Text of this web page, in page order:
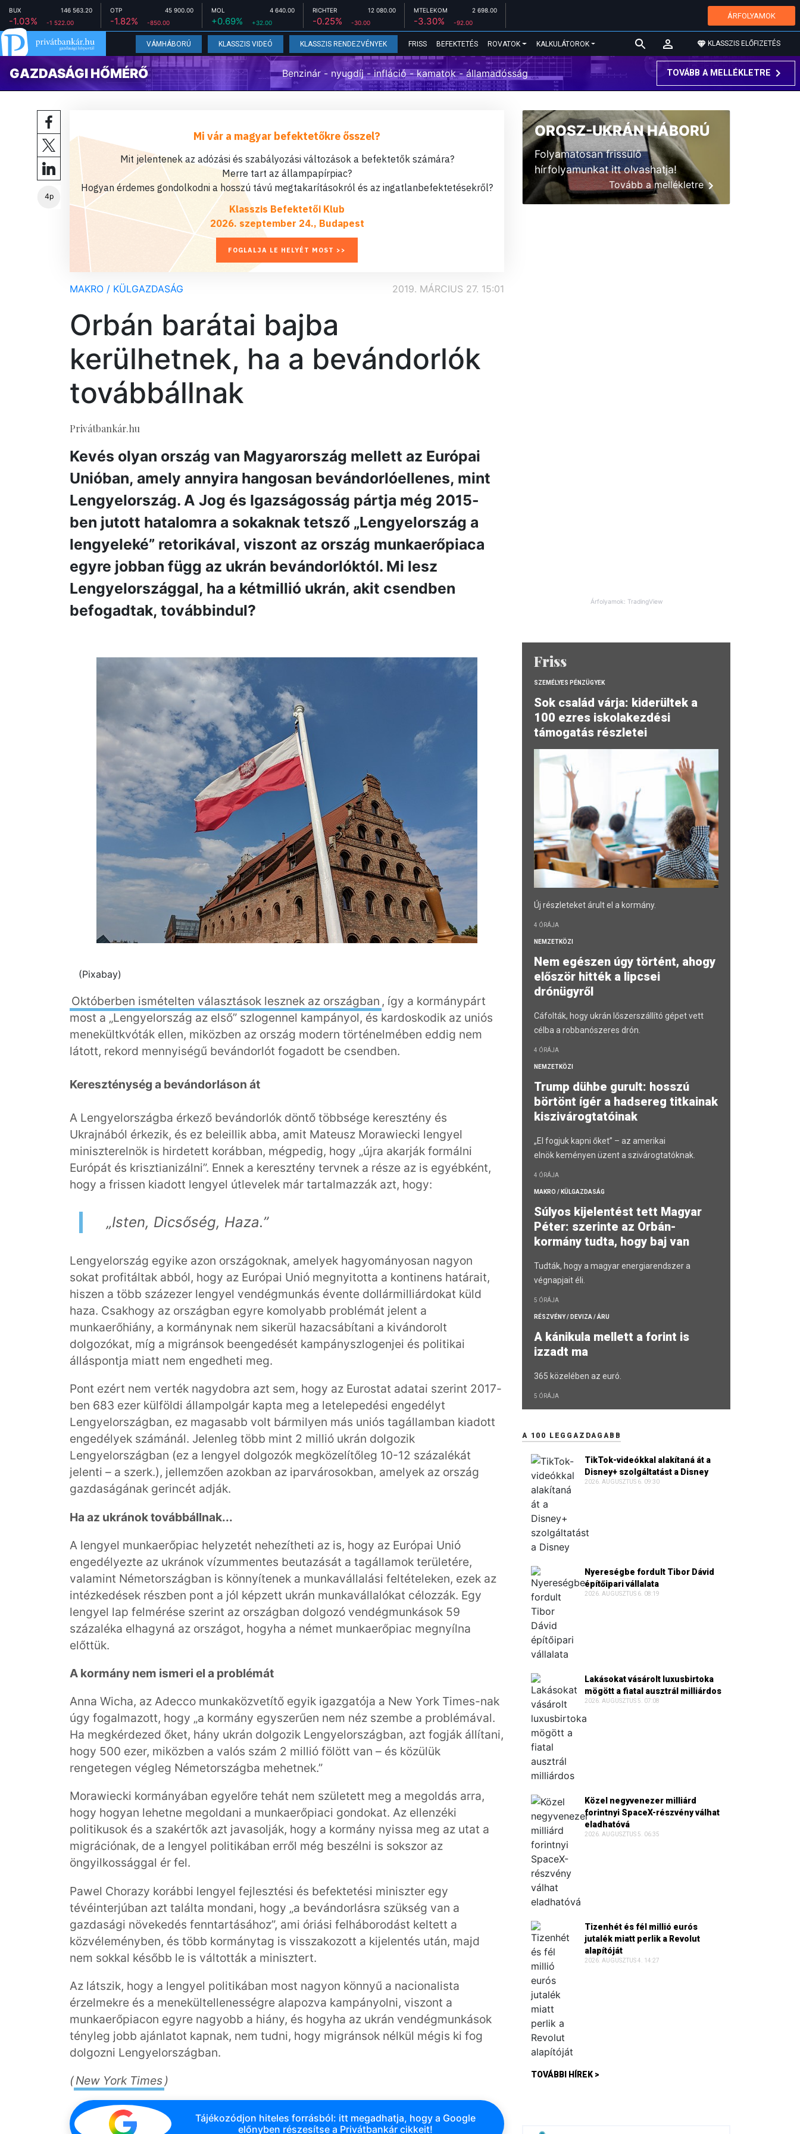
BUX 146 563.20
-1.03% -1 522.00
OTP 45 900.00
-1.82% -850.00
MOL 4 640.00
+0.69% +32.00
RICHTER 12 080.00
-0.25% -30.00
MTELEKOM 2 698.00
-3.30% -92.00
ÁRFOLYAMOK
VÁMHÁBORÚ KLASSZIS VIDEÓ KLASSZIS RENDEZVÉNYEK FRISS BEFEKTETÉS ROVATOK KALKULÁTOROK KLASSZIS ELŐFIZETÉS
GAZDASÁGI HŐMÉRŐ Benzinár - nyugdíj - infláció - kamatok - államadósság TOVÁBB A MELLÉKLETRE
4p
Mi vár a magyar befektetőkre ősszel?
Mit jelentenek az adózási és szabályozási változások a befektetők számára?
Merre tart az állampapírpiac?
Hogyan érdemes gondolkodni a hosszú távú megtakarításokról és az ingatlanbefektetésekről?
Klasszis Befektetői Klub
2026. szeptember 24., Budapest
FOGLALJA LE HELYÉT MOST >>
MAKRO / KÜLGAZDASÁG 2019. MÁRCIUS 27. 15:01
Orbán barátai bajba
kerülhetnek, ha a bevándorlók
továbbállnak
Privátbankár.hu
Kevés olyan ország van Magyarország mellett az Európai
Unióban, amely annyira hangosan bevándorlóellenes, mint
Lengyelország. A Jog és Igazságosság pártja még 2015-
ben jutott hatalomra a sokaknak tetsző „Lengyelország a
lengyeleké” retorikával, viszont az ország munkaerőpiaca
egyre jobban függ az ukrán bevándorlóktól. Mi lesz
Lengyelországgal, ha a kétmillió ukrán, akit csendben
befogadtak, továbbindul?
(Pixabay)
Októberben ismételten választások lesznek az országban , így a kormánypárt
most a „Lengyelország az első” szlogennel kampányol, és kardoskodik az uniós
menekültkvóták ellen, miközben az ország modern történelmében eddig nem
látott, rekord mennyiségű bevándorlót fogadott be csendben.
Kereszténység a bevándorláson át
A Lengyelországba érkező bevándorlók döntő többsége keresztény és
Ukrajnából érkezik, és ez beleillik abba, amit Mateusz Morawiecki lengyel
miniszterelnök is hirdetett korábban, mégpedig, hogy „újra akarják formálni
Európát és krisztianizálni”. Ennek a keresztény tervnek a része az is egyébként,
hogy a frissen kiadott lengyel útlevelek már tartalmazzák azt, hogy:
„Isten, Dicsőség, Haza.”
Lengyelország egyike azon országoknak, amelyek hagyományosan nagyon
sokat profitáltak abból, hogy az Európai Unió megnyitotta a kontinens határait,
hiszen a több százezer lengyel vendégmunkás évente dollármilliárdokat küld
haza. Csakhogy az országban egyre komolyabb problémát jelent a
munkaerőhiány, a kormánynak nem sikerül hazacsábítani a kivándorolt
dolgozókat, míg a migránsok beengedését kampányszlogenjei és politikai
álláspontja miatt nem engedheti meg.
Pont ezért nem verték nagydobra azt sem, hogy az Eurostat adatai szerint 2017-
ben 683 ezer külföldi állampolgár kapta meg a letelepedési engedélyt
Lengyelországban, ez magasabb volt bármilyen más uniós tagállamban kiadott
engedélyek számánál. Jelenleg több mint 2 millió ukrán dolgozik
Lengyelországban (ez a lengyel dolgozók megközelítőleg 10-12 százalékát
jelenti – a szerk.), jellemzően azokban az iparvárosokban, amelyek az ország
gazdaságának gerincét adják.
Ha az ukránok továbbállnak...
A lengyel munkaerőpiac helyzetét nehezítheti az is, hogy az Európai Unió
engedélyezte az ukránok vízummentes beutazását a tagállamok területére,
valamint Németországban is könnyítenek a munkavállalási feltételeken, ezek az
intézkedések részben pont a jól képzett ukrán munkavállalókat célozzák. Egy
lengyel lap felmérése szerint az országban dolgozó vendégmunkások 59
százaléka elhagyná az országot, hogyha a német munkaerőpiac megnyílna
előttük.
A kormány nem ismeri el a problémát
Anna Wicha, az Adecco munkaközvetítő egyik igazgatója a New York Times-nak
úgy fogalmazott, hogy „a kormány egyszerűen nem néz szembe a problémával.
Ha megkérdezed őket, hány ukrán dolgozik Lengyelországban, azt fogják állítani,
hogy 500 ezer, miközben a valós szám 2 millió fölött van – és közülük
rengetegen végleg Németországba mehetnek.”
Morawiecki kormányában egyelőre tehát nem született meg a megoldás arra,
hogy hogyan lehetne megoldani a munkaerőpiaci gondokat. Az ellenzéki
politikusok és a szakértők azt javasolják, hogy a kormány nyissa meg az utat a
migrációnak, de a lengyel politikában erről még beszélni is sokszor az
öngyilkossággal ér fel.
Pawel Chorazy korábbi lengyel fejlesztési és befektetési miniszter egy
tévéinterjúban azt találta mondani, hogy „a bevándorlásra szükség van a
gazdasági növekedés fenntartásához”, ami óriási felháborodást keltett a
közvéleményben, és több kormánytag is visszakozott a kijelentés után, majd
nem sokkal később le is váltották a minisztert.
Az látszik, hogy a lengyel politikában most nagyon könnyű a nacionalista
érzelmekre és a menekültellenességre alapozva kampányolni, viszont a
munkaerőpiacon egyre nagyobb a hiány, és hogyha az ukrán vendégmunkások
tényleg jobb ajánlatot kapnak, nem tudni, hogy migránsok nélkül mégis ki fog
dolgozni Lengyelországban.
(New York Times)
Tájékozódjon hiteles forrásból: itt megadhatja, hogy a Google
előnyben részesítse a Privátbankár cikkeit!
OROSZ-UKRÁN HÁBORÚ
Folyamatosan frissülő
hírfolyamunkat itt olvashatja!
Tovább a mellékletre
Árfolyamok: TradingView
Friss
SZEMÉLYES PÉNZÜGYEK
Sok család várja: kiderültek a
100 ezres iskolakezdési
támogatás részletei
Új részleteket árult el a kormány.
4 ÓRÁJA
NEMZETKÖZI
Nem egészen úgy történt, ahogy
először hitték a lipcsei
drónügyről
Cáfolták, hogy ukrán lőszerszállító gépet vett
célba a robbanószeres drón.
4 ÓRÁJA
NEMZETKÖZI
Trump dühbe gurult: hosszú
börtönt ígér a hadsereg titkainak
kiszivárogtatóinak
„El fogjuk kapni őket” – az amerikai
elnök keményen üzent a szivárogtatóknak.
4 ÓRÁJA
MAKRO / KÜLGAZDASÁG
Súlyos kijelentést tett Magyar
Péter: szerinte az Orbán-
kormány tudta, hogy baj van
Tudták, hogy a magyar energiarendszer a
végnapjait éli.
5 ÓRÁJA
RÉSZVÉNY / DEVIZA / ÁRU
A kánikula mellett a forint is
izzadt ma
365 közelében az euró.
5 ÓRÁJA
A 100 LEGGAZDAGABB
TikTok-videókkal alakítaná át a
Disney+ szolgáltatást a Disney
2026. AUGUSZTUS 6. 09:30
Nyereségbe fordult Tibor Dávid
építőipari vállalata
2026. AUGUSZTUS 6. 08:19
Lakásokat vásárolt luxusbirtoka
mögött a fiatal ausztrál milliárdos
2026. AUGUSZTUS 5. 07:08
Közel negyvenezer milliárd
forintnyi SpaceX-részvény válhat
eladhatóvá
2026. AUGUSZTUS 5. 06:35
Tizenhét és fél millió eurós
jutalék miatt perlik a Revolut
alapítóját
2026. AUGUSZTUS 4. 14:27
TOVÁBBI HÍREK >